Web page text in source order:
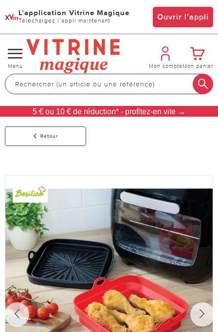
x L’application Vitrine Magique
Téléchargez l’appli maintenant Ouvrir l’appli
Changer
de
navigation
Menu Mon compteMon panier
5 € ou 10 € de réduction* - profitez-en vite →
Retour